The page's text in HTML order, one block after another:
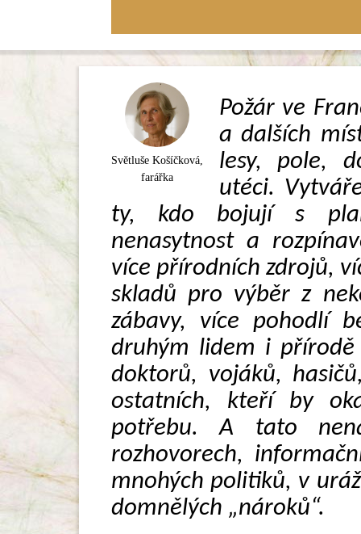
Světluše Košíčková,
farářka
Požár ve
a dalších
lesy, pole,
utéci.
ty, kdo bojují s
nenasytnost a
více přírodních zdrojů,
skladů pro výběr z
zábavy, více pohodlí
druhým lidem i přírodě
doktorů, vojáků,
ostatních, kteří by
potřebu. A tato
rozhovorech,
mnohých politiků, v
domnělých „nároků“.